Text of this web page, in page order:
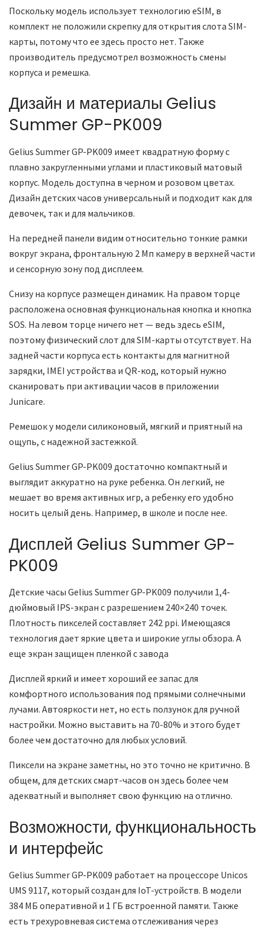
Поскольку модель использует технологию eSIM, в
комплект не положили скрепку для открытия слота SIM-
карты, потому что ее здесь просто нет. Также
производитель предусмотрел возможность смены
корпуса и ремешка.
Дизайн и материалы Gelius
Summer GP-PK009
Gelius Summer GP-PK009 имеет квадратную форму с
плавно закругленными углами и пластиковый матовый
корпус. Модель доступна в черном и розовом цветах.
Дизайн детских часов универсальный и подходит как для
девочек, так и для мальчиков.
На передней панели видим относительно тонкие рамки
вокруг экрана, фронтальную 2 Мп камеру в верхней части
и сенсорную зону под дисплеем.
Снизу на корпусе размещен динамик. На правом торце
расположена основная функциональная кнопка и кнопка
SOS. На левом торце ничего нет — ведь здесь eSIM,
поэтому физический слот для SIM-карты отсутствует. На
задней части корпуса есть контакты для магнитной
зарядки, IMEI устройства и QR-код, который нужно
сканировать при активации часов в приложении
Junicare.
Ремешок у модели силиконовый, мягкий и приятный на
ощупь, с надежной застежкой.
Gelius Summer GP-PK009 достаточно компактный и
выглядит аккуратно на руке ребенка. Он легкий, не
мешает во время активных игр, а ребенку его удобно
носить целый день. Например, в школе и после нее.
Дисплей Gelius Summer GP-
PK009
Детские часы Gelius Summer GP-PK009 получили 1,4-
дюймовый IPS-экран с разрешением 240×240 точек.
Плотность пикселей составляет 242 ppi. Имеющаяся
технология дает яркие цвета и широкие углы обзора. А
еще экран защищен пленкой с завода
Дисплей яркий и имеет хороший ее запас для
комфортного использования под прямыми солнечными
лучами. Автояркости нет, но есть ползунок для ручной
настройки. Можно выставить на 70-80% и этого будет
более чем достаточно для любых условий.
Пиксели на экране заметны, но это точно не критично. В
общем, для детских смарт-часов он здесь более чем
адекватный и выполняет свою функцию на отлично.
Возможности, функциональность
и интерфейс
Gelius Summer GP-PK009 работает на процессоре Unicos
UMS 9117, который создан для IoT-устройств. В модели
384 МБ оперативной и 1 ГБ встроенной памяти. Также
есть трехуровневая система отслеживания через